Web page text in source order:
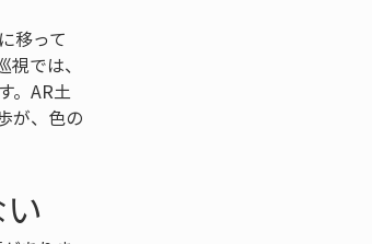
移って
では、
。AR土
が、色の